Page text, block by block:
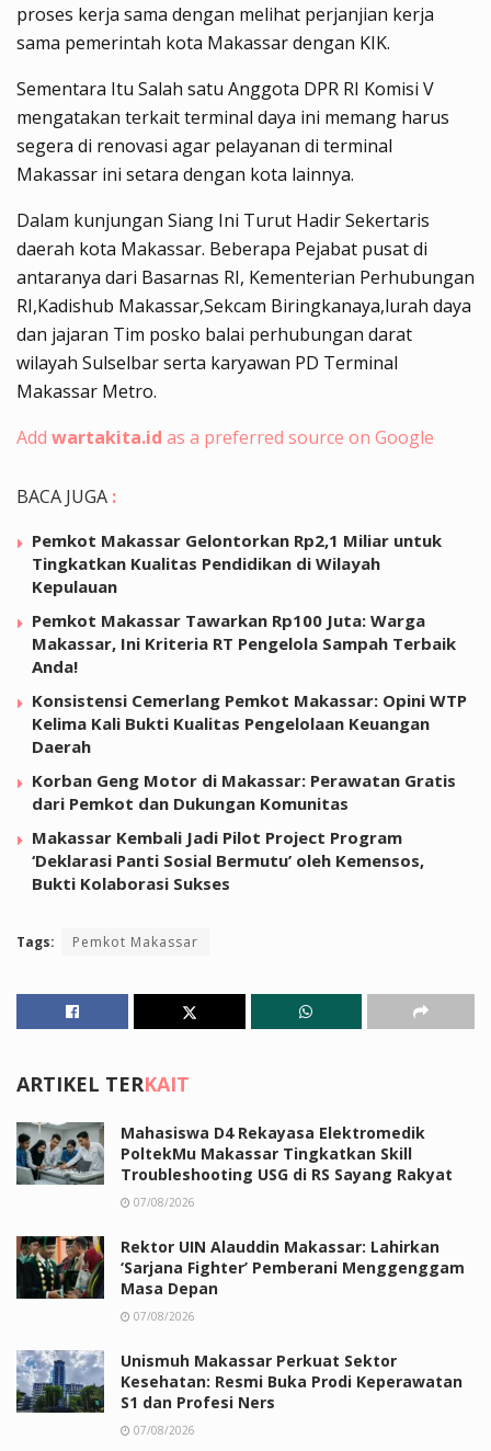
proses kerja sama dengan melihat perjanjian kerja
sama pemerintah kota Makassar dengan KIK.
Sementara Itu Salah satu Anggota DPR RI Komisi V
mengatakan terkait terminal daya ini memang harus
segera di renovasi agar pelayanan di terminal
Makassar ini setara dengan kota lainnya.
Dalam kunjungan Siang Ini Turut Hadir Sekertaris
daerah kota Makassar. Beberapa Pejabat pusat di
antaranya dari Basarnas RI, Kementerian Perhubungan
RI,Kadishub Makassar,Sekcam Biringkanaya,lurah daya
dan jajaran Tim posko balai perhubungan darat
wilayah Sulselbar serta karyawan PD Terminal
Makassar Metro.
Add wartakita.id as a preferred source on Google
BACA JUGA :
Pemkot Makassar Gelontorkan Rp2,1 Miliar untuk
Tingkatkan Kualitas Pendidikan di Wilayah
Kepulauan
Pemkot Makassar Tawarkan Rp100 Juta: Warga
Makassar, Ini Kriteria RT Pengelola Sampah Terbaik
Anda!
Konsistensi Cemerlang Pemkot Makassar: Opini WTP
Kelima Kali Bukti Kualitas Pengelolaan Keuangan
Daerah
Korban Geng Motor di Makassar: Perawatan Gratis
dari Pemkot dan Dukungan Komunitas
Makassar Kembali Jadi Pilot Project Program
‘Deklarasi Panti Sosial Bermutu’ oleh Kemensos,
Bukti Kolaborasi Sukses
Tags: Pemkot Makassar
ARTIKEL TERKAIT
Mahasiswa D4 Rekayasa Elektromedik
PoltekMu Makassar Tingkatkan Skill
Troubleshooting USG di RS Sayang Rakyat
07/08/2026
Rektor UIN Alauddin Makassar: Lahirkan
‘Sarjana Fighter’ Pemberani Menggenggam
Masa Depan
07/08/2026
Unismuh Makassar Perkuat Sektor
Kesehatan: Resmi Buka Prodi Keperawatan
S1 dan Profesi Ners
07/08/2026